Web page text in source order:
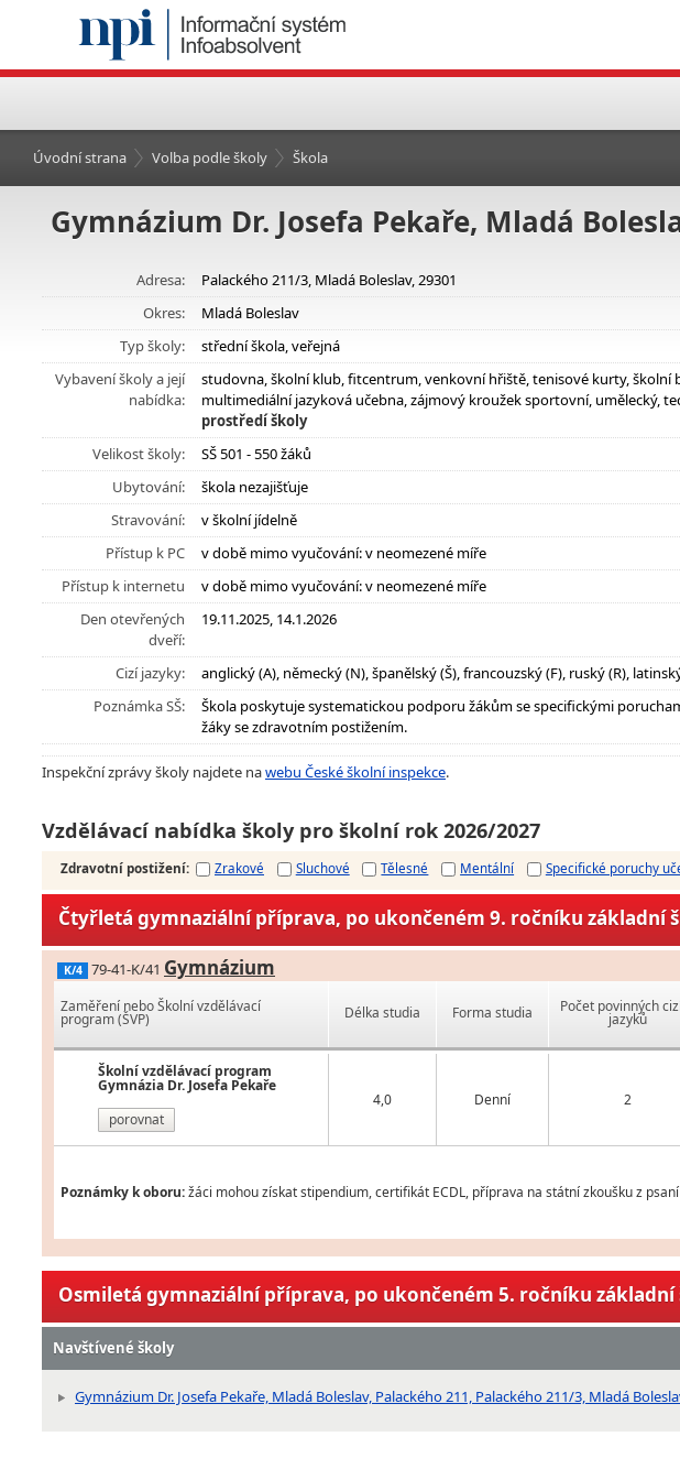
Úvodní strana Volba podle školy Škola
Gymnázium Dr. Josefa Pekaře, Mladá
Adresa:
Palackého 211/3, Mladá Boleslav, 29301
Okres:
Mladá Boleslav
Typ školy:
střední škola, veřejná
Vybavení školy a její
nabídka:
studovna, školní klub, fitcentrum, venkovní hřiště, tenisové kurty,
multimediální jazyková učebna, zájmový kroužek sportovní, umělecký,
prostředí školy
Velikost školy:
SŠ 501 - 550 žáků
Ubytování:
škola nezajišťuje
Stravování:
v školní jídelně
Přístup k PC
v době mimo vyučování: v neomezené míře
Přístup k internetu
v době mimo vyučování: v neomezené míře
Den otevřených
dveří:
19.11.2025, 14.1.2026
Cizí jazyky:
anglický (A), německý (N), španělský (Š), francouzský (F), ruský (R),
Poznámka SŠ:
Škola poskytuje systematickou podporu žákům se specifickými
žáky se zdravotním postižením.
Inspekční zprávy školy najdete nawebu České školní inspekce.
Vzdělávací nabídka školy pro školní rok 2026/2027
Zdravotní postižení: Zrakové Sluchové Tělesné Mentální Specifické poruchy
Čtyřletá gymnaziální příprava, po ukončeném 9. ročníku základní
K/4 79-41-K/41 Gymnázium
Zaměření nebo Školní vzdělávací
program (ŠVP)
Školní vzdělávací program
Gymnázia Dr. Josefa Pekaře
porovnat
Délka studia Forma studia Počet povinných
jazyků
4,0 Denní 2
Poznámky k oboru:žáci mohou získat stipendium, certifikát ECDL, příprava na státní zkoušku z
Osmiletá gymnaziální příprava, po ukončeném 5. ročníku základní
Navštívené školy
Gymnázium Dr. Josefa Pekaře, Mladá Boleslav, Palackého 211, Palackého 211/3, Mladá